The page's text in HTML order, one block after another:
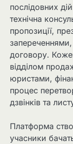
послідовних
технічна
пропозиції,
договору.
відділом
юристами,
процес
дзвінків та
Платформа
учасники